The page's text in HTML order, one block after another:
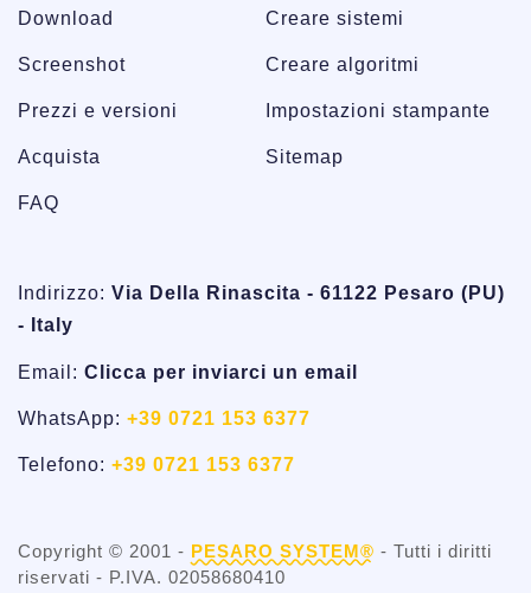
Download
Screenshot
Prezzi e versioni
Acquista
FAQ
Creare sistemi
Creare algoritmi
Impostazioni stampante
Sitemap
Indirizzo: Via Della Rinascita - 61122 Pesaro (PU)
- Italy
Email: Clicca per inviarci un email
WhatsApp: +39 0721 153 6377
Telefono: +39 0721 153 6377
Copyright © 2001 - PESARO SYSTEM® - Tutti i diritti
riservati - P.IVA. 02058680410